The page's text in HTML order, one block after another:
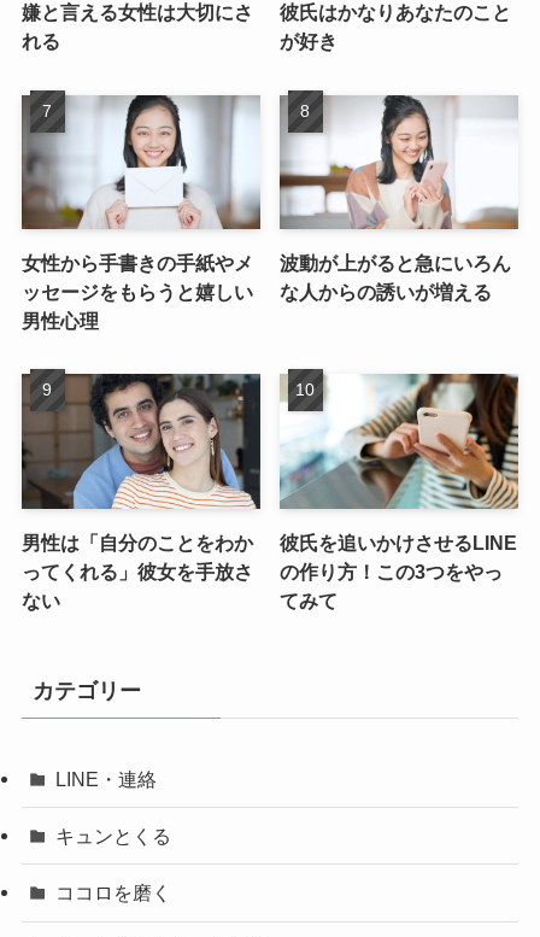
嫌と言える女性は大切にさ
れる
彼氏はかなりあなたのこと
が好き
女性から手書きの手紙やメ
ッセージをもらうと嬉しい
男性心理
波動が上がると急にいろん
な人からの誘いが増える
男性は「自分のことをわか
ってくれる」彼女を手放さ
ない
彼氏を追いかけさせるLINE
の作り方！この3つをやっ
てみて
カテゴリー
LINE・連絡
キュンとくる
ココロを磨く